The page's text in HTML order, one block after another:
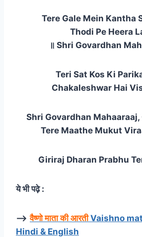
Tere Gale Mein Kantha
Thodi Pe Heera
॥ Shri Govardhan
Teri Sat Kos Ki
Chakaleshwar Hai
Shri Govardhan Mahaaraaj,
Tere Maathe Mukut
Giriraj Dharan Prabhu
ये भी पढ़े :
–> वैष्णो माता की आरतीVaishno
Hindi & English